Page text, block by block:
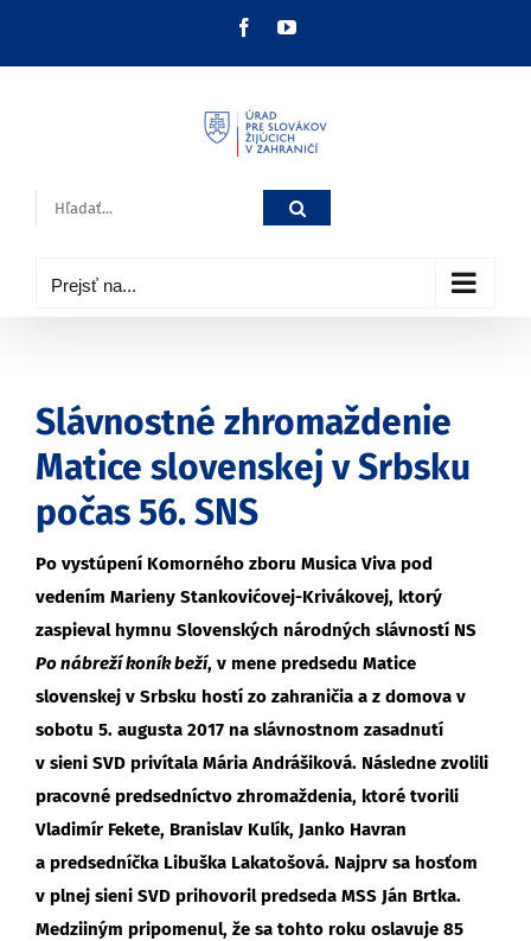
FacebookYouTube
Hľadať:
Prejsť na...
Slávnostné zhromaždenie
Matice slovenskej v Srbsku
počas 56. SNS
Po vystúpení Komorného zboru Musica Viva pod
vedením Marieny Stankovićovej-Krivákovej, ktorý
zaspieval hymnu Slovenských národných slávností NS
Po nábreží koník beží, v mene predsedu Matice
slovenskej v Srbsku hostí zo zahraničia a z domova v
sobotu 5. augusta 2017 na slávnostnom zasadnutí
v sieni SVD privítala Mária Andrášiková. Následne zvolili
pracovné predsedníctvo zhromaždenia, ktoré tvorili
Vladimír Fekete, Branislav Kulík, Janko Havran
a predsedníčka Libuška Lakatošová. Najprv sa hosťom
v plnej sieni SVD prihovoril predseda MSS Ján Brtka.
Medziiným pripomenul, že sa tohto roku oslavuje 85